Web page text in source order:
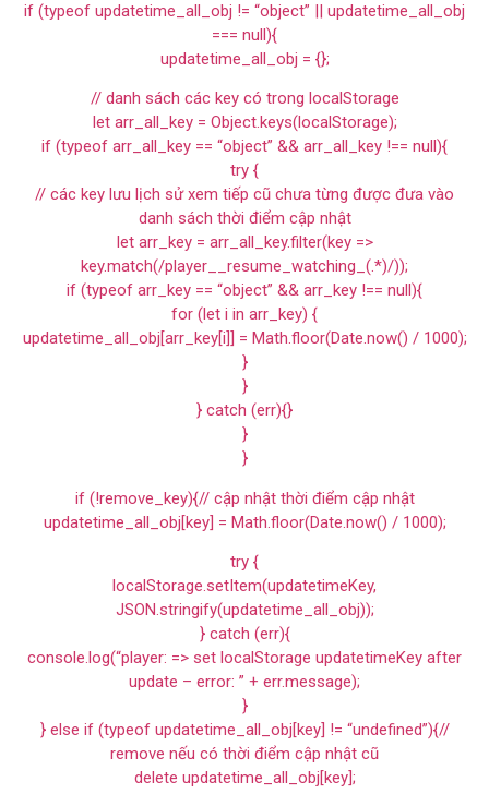
if (typeof updatetime_all_obj != “object” || updatetime_all_obj
=== null){
updatetime_all_obj = {};
// danh sách các key có trong localStorage
let arr_all_key = Object.keys(localStorage);
if (typeof arr_all_key == “object” && arr_all_key !== null){
try {
// các key lưu lịch sử xem tiếp cũ chưa từng được đưa vào
danh sách thời điểm cập nhật
let arr_key = arr_all_key.filter(key =>
key.match(/player__resume_watching_(.*)/));
if (typeof arr_key == “object” && arr_key !== null){
for (let i in arr_key) {
updatetime_all_obj[arr_key[i]] = Math.floor(Date.now() / 1000);
}
}
} catch (err){}
}
}
if (!remove_key){// cập nhật thời điểm cập nhật
updatetime_all_obj[key] = Math.floor(Date.now() / 1000);
try {
localStorage.setItem(updatetimeKey,
JSON.stringify(updatetime_all_obj));
} catch (err){
console.log(“player: => set localStorage updatetimeKey after
update – error: ” + err.message);
}
} else if (typeof updatetime_all_obj[key] != “undefined”){//
remove nếu có thời điểm cập nhật cũ
delete updatetime_all_obj[key];